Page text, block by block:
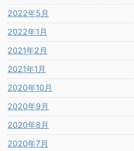
2022年5月
2022年1月
2021年2月
2021年1月
2020年10月
2020年9月
2020年8月
2020年7月